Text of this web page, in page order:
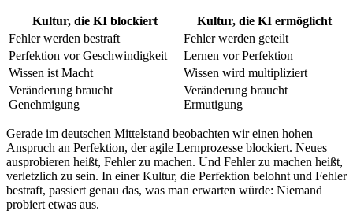
Kultur, die KI blockiert
Kultur, die KI ermöglicht
Fehler werden bestraft
Fehler werden geteilt
Perfektion vor Geschwindigkeit
Lernen vor Perfektion
Wissen ist Macht
Wissen wird multipliziert
Veränderung braucht
Genehmigung
Veränderung braucht
Ermutigung
Gerade im deutschen Mittelstand beobachten wir einen hohen
Anspruch an Perfektion, der agile Lernprozesse blockiert. Neues
ausprobieren heißt, Fehler zu machen. Und Fehler zu machen heißt,
verletzlich zu sein. In einer Kultur, die Perfektion belohnt und Fehler
bestraft, passiert genau das, was man erwarten würde: Niemand
probiert etwas aus.